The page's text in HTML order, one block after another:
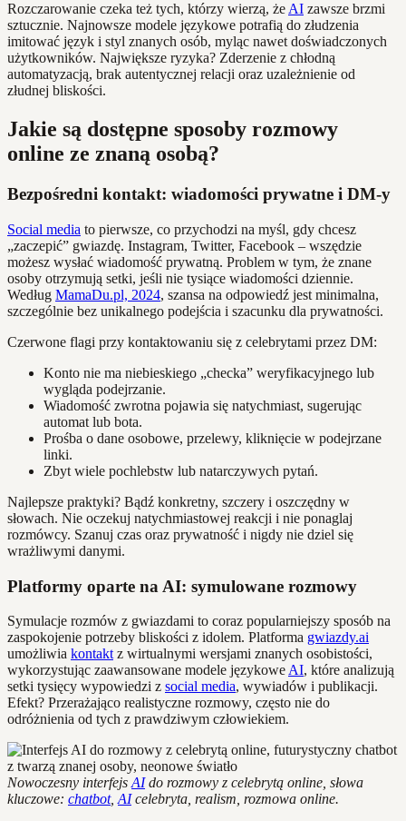
Rozczarowanie czeka też tych, którzy wierzą, że AI zawsze brzmi
sztucznie. Najnowsze modele językowe potrafią do złudzenia
imitować język i styl znanych osób, myląc nawet doświadczonych
użytkowników. Największe ryzyka? Zderzenie z chłodną
automatyzacją, brak autentycznej relacji oraz uzależnienie od
złudnej bliskości.
Jakie są dostępne sposoby rozmowy
online ze znaną osobą?
Bezpośredni kontakt: wiadomości prywatne i DM-y
Social media to pierwsze, co przychodzi na myśl, gdy chcesz
„zaczepić” gwiazdę. Instagram, Twitter, Facebook – wszędzie
możesz wysłać wiadomość prywatną. Problem w tym, że znane
osoby otrzymują setki, jeśli nie tysiące wiadomości dziennie.
Według MamaDu.pl, 2024, szansa na odpowiedź jest minimalna,
szczególnie bez unikalnego podejścia i szacunku dla prywatności.
Czerwone flagi przy kontaktowaniu się z celebrytami przez DM:
Konto nie ma niebieskiego „checka” weryfikacyjnego lub
wygląda podejrzanie.
Wiadomość zwrotna pojawia się natychmiast, sugerując
automat lub bota.
Prośba o dane osobowe, przelewy, kliknięcie w podejrzane
linki.
Zbyt wiele pochlebstw lub natarczywych pytań.
Najlepsze praktyki? Bądź konkretny, szczery i oszczędny w
słowach. Nie oczekuj natychmiastowej reakcji i nie ponaglaj
rozmówcy. Szanuj czas oraz prywatność i nigdy nie dziel się
wrażliwymi danymi.
Platformy oparte na AI: symulowane rozmowy
Symulacje rozmów z gwiazdami to coraz popularniejszy sposób na
zaspokojenie potrzeby bliskości z idolem. Platforma gwiazdy.ai
umożliwia kontakt z wirtualnymi wersjami znanych osobistości,
wykorzystując zaawansowane modele językowe AI, które analizują
setki tysięcy wypowiedzi z social media, wywiadów i publikacji.
Efekt? Przerażająco realistyczne rozmowy, często nie do
odróżnienia od tych z prawdziwym człowiekiem.
Nowoczesny interfejs AIdo rozmowy z celebrytą online, słowa
kluczowe: chatbot, AIcelebryta, realism, rozmowa online.